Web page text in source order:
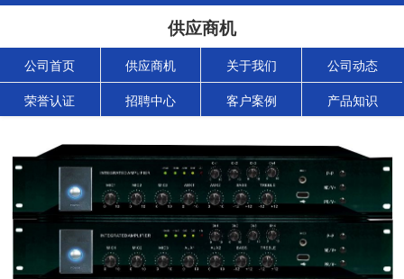
供应商机
公司首页 供应商机 关于我们 公司动态
荣誉认证 招聘中心 客户案例 产品知识